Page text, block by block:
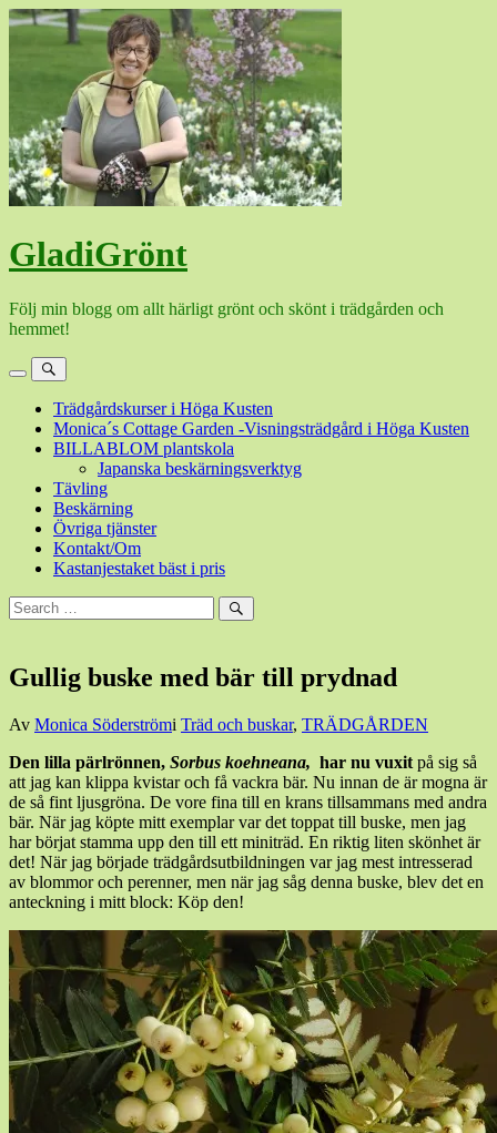
Hoppa
GladiGrönt
Följ min blogg om allt härligt grönt och skönt i trädgården och
hemmet!
MenySök
Trädgårdskurser i Höga Kusten
Monica´s Cottage Garden -Visningsträdgård i Höga Kusten
BILLABLOM plantskola
Japanska beskärningsverktyg
Tävling
Beskärning
Övriga tjänster
Kontakt/Om
Kastanjestaket bäst i pris
Sök
efter:
Sök
Gullig buske med bär till prydnad
Den
september,
20144
september,
2014
Av Monica Söderströmi Träd och buskar, TRÄDGÅRDEN
Den lilla pärlrönnen, Sorbus koehneana, har nu vuxit på sig så
att jag kan klippa kvistar och få vackra bär. Nu innan de är mogna är
de så fint ljusgröna. De vore fina till en krans tillsammans med andra
bär. När jag köpte mitt exemplar var det toppat till buske, men jag
har börjat stamma upp den till ett miniträd. En riktig liten skönhet är
det! När jag började trädgårdsutbildningen var jag mest intresserad
av blommor och perenner, men när jag såg denna buske, blev det en
anteckning i mitt block: Köp den!